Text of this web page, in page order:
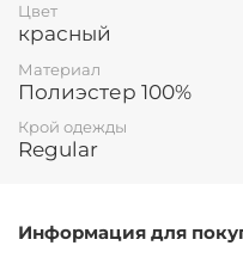
Информация для
Цвет
красный
Материал
Полиэстер 100%
Крой одежды
Regular